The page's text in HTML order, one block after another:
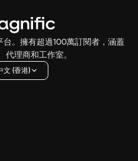
。擁有超過100萬訂閱者，涵蓋
代理商和工作室。
文 (香港)